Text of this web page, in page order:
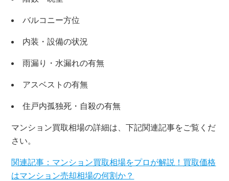
×
無料査定・売却相談
10時～18時/水曜日定休
東京本社 0120-900-881
バルコニー方位
内装・設備の状況
雨漏り・水漏れの有無
アスベストの有無
住戸内孤独死・自殺の有無
マンション買取相場の詳細は、下記関連記事をご覧くだ
さい。
関連記事：マンション買取相場をプロが解説！買取価格
はマンション売却相場の何割か？